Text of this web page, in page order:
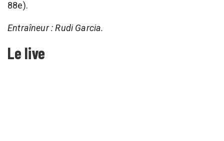
88e).
Entraîneur : Rudi Garcia.
Le live